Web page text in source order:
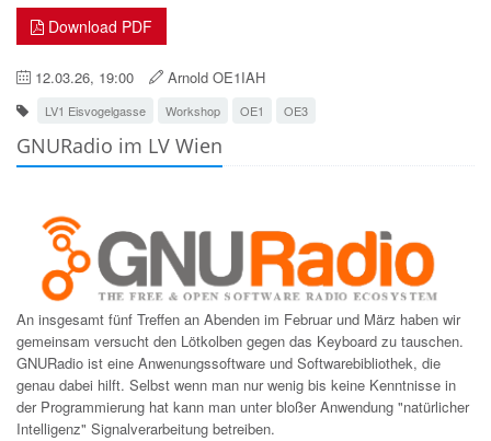
Download PDF
12.03.26, 19:00 Arnold OE1IAH
LV1 Eisvogelgasse Workshop OE1 OE3
GNURadio im LV Wien
An insgesamt fünf Treffen an Abenden im Februar und März haben wir
gemeinsam versucht den Lötkolben gegen das Keyboard zu tauschen.
GNURadio ist eine Anwenungssoftware und Softwarebibliothek, die
genau dabei hilft. Selbst wenn man nur wenig bis keine Kenntnisse in
der Programmierung hat kann man unter bloßer Anwendung "natürlicher
Intelligenz" Signalverarbeitung betreiben.